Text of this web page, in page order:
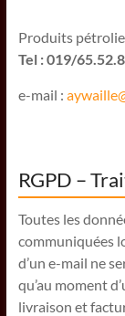
Produits
Tel : 019/
e-mail :
RGPD –
Toutes les
communiquées
d’un e-mail ne
qu’au moment
livraison et